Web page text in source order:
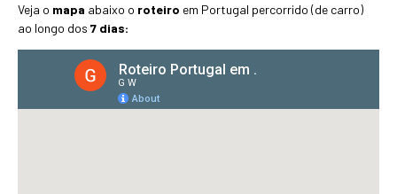
Veja o mapa abaixo o roteiro em Portugal percorrido (de carro)
ao longo dos 7 dias: